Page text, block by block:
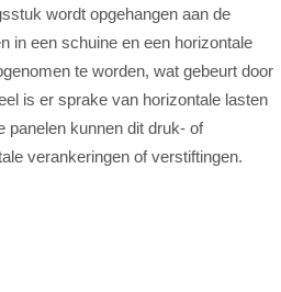
wordt opgehangen aan de
in een schuine en een horizontale
te worden, wat gebeurt door
is er sprake van horizontale lasten
panelen kunnen dit druk- of
verankeringen of verstiftingen.